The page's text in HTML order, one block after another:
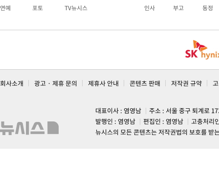
연예 포토 TV뉴시스 인사 부고 동정
회사소개 광고 · 제휴 문의 제휴사 안내 콘텐츠 판매 저작권 규약
대표이사 : 염영남
주소 : 서울 중구 퇴계로
발행인 : 염영남
편집인 : 염영남
고충처리
뉴시스의 모든 콘텐츠는 저작권법의 보호를